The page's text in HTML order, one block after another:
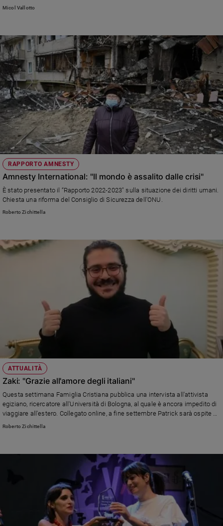
innocente condannato a morte. Amnesty International, che da decenni si
Micol Vallotto
RAPPORTO AMNESTY
Amnesty International: "Il mondo è assalito dalle crisi"
È stato presentato il “Rapporto 2022-2023" sulla situazione dei diritti umani.
Chiesta una riforma del Consiglio di Sicurezza dell'ONU.
Roberto Zichittella
ATTUALITÀ
Zaki: "Grazie all'amore degli italiani"
Questa settimana Famiglia Cristiana pubblica una intervista all'attivista
egiziano, ricercatore all'Università di Bologna, al quale è ancora impedito di
viaggiare all'estero. Collegato online, a fine settembre Patrick sarà ospite di
"Molte fedi sotto lo stesso cielo" e del "Festival della MIssione".
Roberto Zichittella